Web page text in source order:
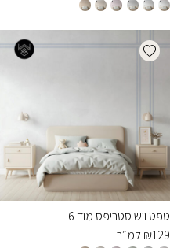
Add wishlist
טפט ווש סטריפס מוד 6
₪129 למ״ר